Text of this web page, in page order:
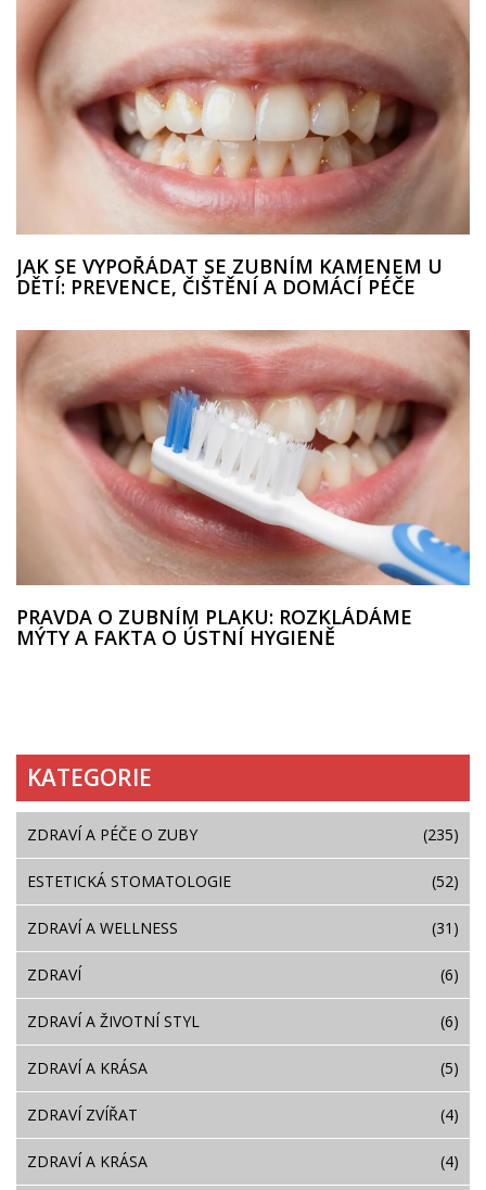
JAK SE VYPOŘÁDAT SE ZUBNÍM KAMENEM U
DĚTÍ: PREVENCE, ČIŠTĚNÍ A DOMÁCÍ PÉČE
PRAVDA O ZUBNÍM PLAKU: ROZKLÁDÁME
MÝTY A FAKTA O ÚSTNÍ HYGIENĚ
KATEGORIE
ZDRAVÍ A PÉČE O ZUBY (235)
ESTETICKÁ STOMATOLOGIE (52)
ZDRAVÍ A WELLNESS (31)
ZDRAVÍ (6)
ZDRAVÍ A ŽIVOTNÍ STYL (6)
ZDRAVÍ A KRÁSA (5)
ZDRAVÍ ZVÍŘAT (4)
ZDRAVÍ A KRÁSA (4)